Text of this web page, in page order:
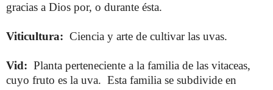
gracias a Dios por, o durante ésta.
Viticultura: Ciencia y arte de cultivar las uvas.
Vid: Planta perteneciente a la familia de las vitaceas,
cuyo fruto es la uva. Esta familia se subdivide en